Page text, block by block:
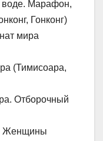
воде. Марафон,
Гонконг)
мира
(Тимисоара,
Отборочный
Женщины